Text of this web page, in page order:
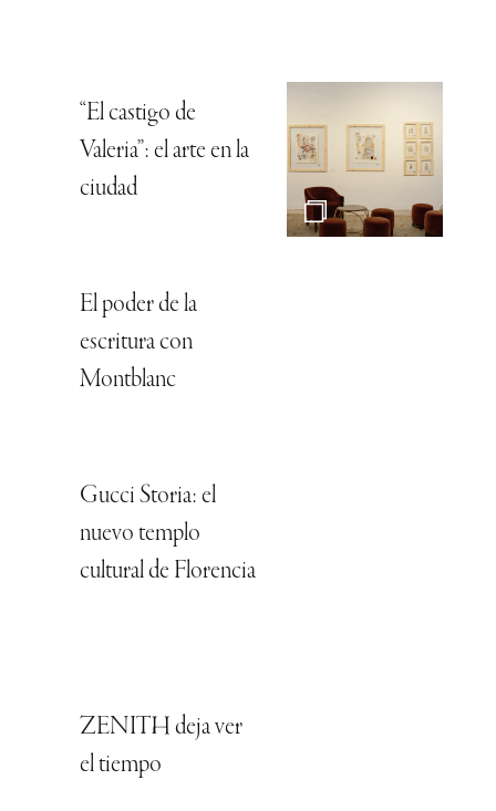
“El castigo de
Valeria”: el arte en la
ciudad
El poder de la
escritura con
Montblanc
Gucci Storia: el
nuevo templo
cultural de Florencia
ZENITH deja ver
el tiempo